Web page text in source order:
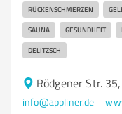
RÜCKENSCHMERZEN
SAUNA GESUNDHEIT
DELITZSCH
Rödgener Str.
info@appliner.de